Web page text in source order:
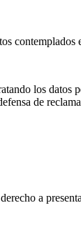
contemplados
los
de
a